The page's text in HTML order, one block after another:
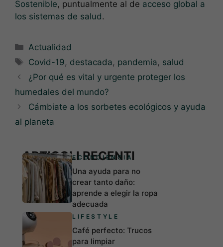
Sostenible, puntualmente al de acceso global a
los sistemas de salud.
Categorías
Actualidad
Etiquetas
Covid-19, destacada, pandemia, salud
¿Por qué es vital y urgente proteger los
humedales del mundo?
Cámbiate a los sorbetes ecológicos y ayuda
al planeta
ARTICOLI RECENTI
ECONCIENCIA
Una ayuda para no
crear tanto daño:
aprende a elegir la ropa
adecuada
LIFESTYLE
Café perfecto: Trucos
para limpiar